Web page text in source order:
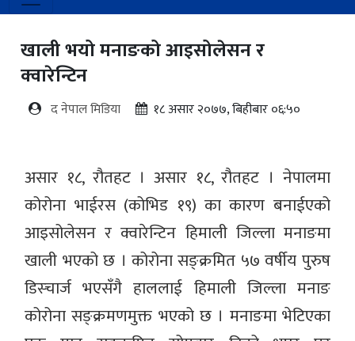
खाली भयो मनाङको आइसोलेसन र
क्वारेन्टिन
द नेपाल मिडिया १८ असार २०७७, बिहीबार ०६:५०
असार १८, रौतहट । असार १८, रौतहट । नेपालमा
कोरोना भाईरस (कोभिड १९) का कारण बनाईएको
आइसोलेसन र क्वारेन्टिन हिमाली जिल्ला मनाङमा
खाली भएको छ । कोरोना सङ्क्रमित ५७ वर्षीय पुरुष
डिस्चार्ज भएसँगै हाललाई हिमाली जिल्ला मनाङ
कोरोना सङ्क्रमणमुक्त भएको छ । मनाङमा भेटिएका